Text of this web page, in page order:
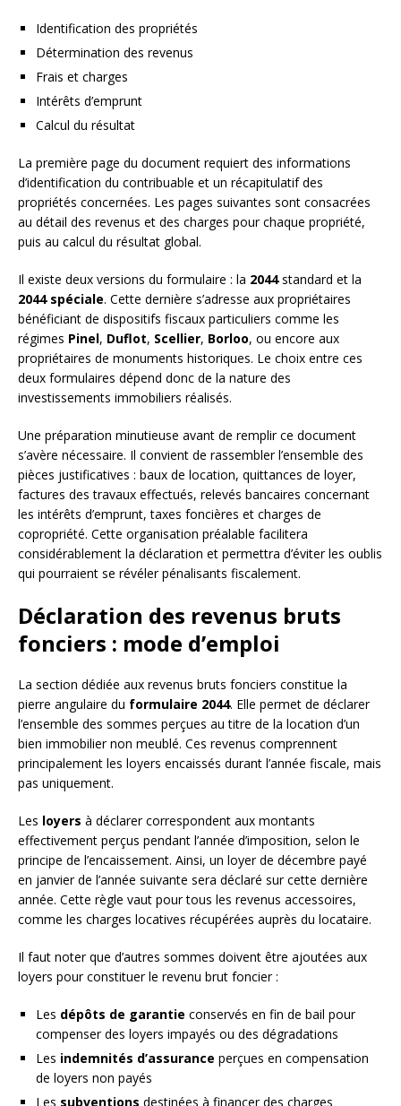
Identification des propriétés
Détermination des revenus
Frais et charges
Intérêts d’emprunt
Calcul du résultat
La première page du document requiert des informations
d’identification du contribuable et un récapitulatif des
propriétés concernées. Les pages suivantes sont consacrées
au détail des revenus et des charges pour chaque propriété,
puis au calcul du résultat global.
Il existe deux versions du formulaire : la 2044standard et la
2044 spéciale. Cette dernière s’adresse aux propriétaires
bénéficiant de dispositifs fiscaux particuliers comme les
régimes Pinel, Duflot, Scellier, Borloo, ou encore aux
propriétaires de monuments historiques. Le choix entre ces
deux formulaires dépend donc de la nature des
investissements immobiliers réalisés.
Une préparation minutieuse avant de remplir ce document
s’avère nécessaire. Il convient de rassembler l’ensemble des
pièces justificatives : baux de location, quittances de loyer,
factures des travaux effectués, relevés bancaires concernant
les intérêts d’emprunt, taxes foncières et charges de
copropriété. Cette organisation préalable facilitera
considérablement la déclaration et permettra d’éviter les oublis
qui pourraient se révéler pénalisants fiscalement.
Déclaration des revenus bruts
fonciers : mode d’emploi
La section dédiée aux revenus bruts fonciers constitue la
pierre angulaire du formulaire 2044. Elle permet de déclarer
l’ensemble des sommes perçues au titre de la location d’un
bien immobilier non meublé. Ces revenus comprennent
principalement les loyers encaissés durant l’année fiscale, mais
pas uniquement.
Les loyers à déclarer correspondent aux montants
effectivement perçus pendant l’année d’imposition, selon le
principe de l’encaissement. Ainsi, un loyer de décembre payé
en janvier de l’année suivante sera déclaré sur cette dernière
année. Cette règle vaut pour tous les revenus accessoires,
comme les charges locatives récupérées auprès du locataire.
Il faut noter que d’autres sommes doivent être ajoutées aux
loyers pour constituer le revenu brut foncier :
Les dépôts de garantie conservés en fin de bail pour
compenser des loyers impayés ou des dégradations
Les indemnités d’assurance perçues en compensation
de loyers non payés
Les subventions destinées à financer des charges